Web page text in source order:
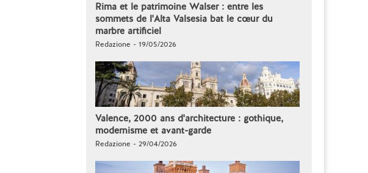
Rima et le patrimoine Walser : entre les
sommets de l'Alta Valsesia bat le cœur du
marbre artificiel
Redazione - 19/05/2026
Valence, 2000 ans d'architecture : gothique,
modernisme et avant-garde
Redazione - 29/04/2026